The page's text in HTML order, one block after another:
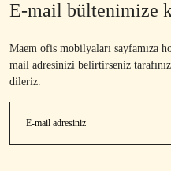
E-mail bültenimize
Maem ofis mobilyaları sayfamıza
mail adresinizi belirtirseniz
dileriz.